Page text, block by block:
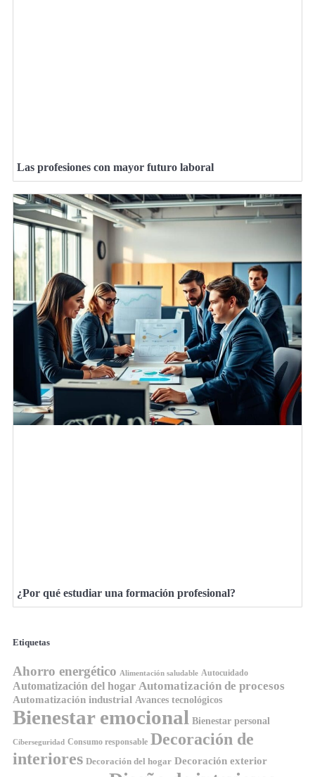
Las profesiones con mayor futuro laboral
¿Por qué estudiar una formación profesional?
Etiquetas
Ahorro energético Alimentación saludable Autocuidado
Automatización del hogar Automatización de procesos
Automatización industrial Avances tecnológicos
Bienestar emocional Bienestar personal
Ciberseguridad Consumo responsable Decoración de
interiores Decoración del hogar Decoración exterior